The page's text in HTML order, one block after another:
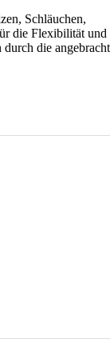
Schläuchen,
die Flexibilität und
die